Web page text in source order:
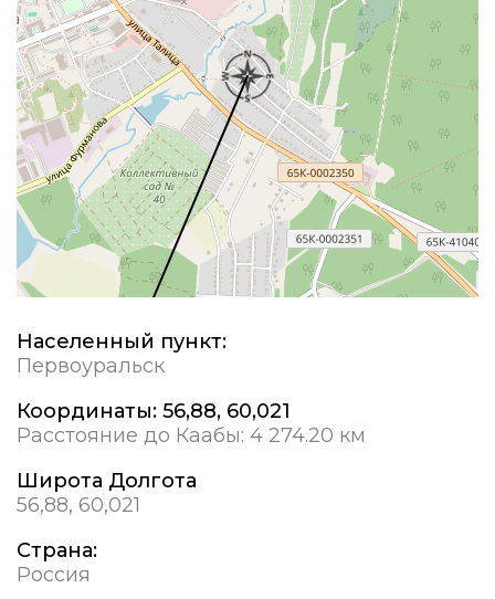
Населенный пункт:
Первоуральск
Координаты: 56,88, 60,021
Расстояние до Каабы: 4 274.20 км
Широта Долгота
56,88, 60,021
Страна:
Россия